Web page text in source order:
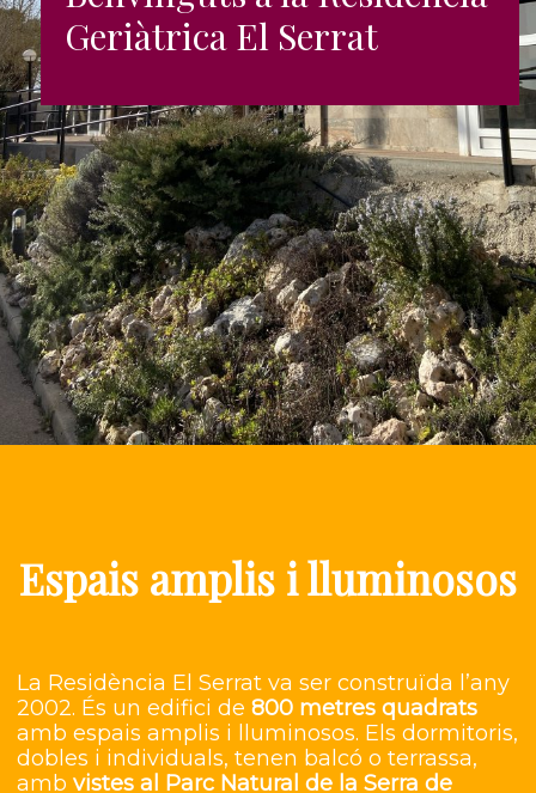
Geriàtrica El Serrat
Espais amplis i lluminosos
La Residència El Serrat va ser construïda l’any
2002. És un edifici de 800 metres quadrats
amb espais amplis i lluminosos. Els dormitoris,
dobles i individuals, tenen balcó o terrassa,
amb vistes al Parc Natural de la Serra de